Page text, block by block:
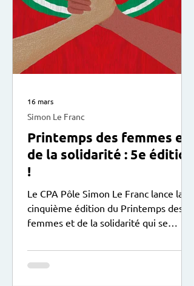
Printemps des femmes et
de la solidarité : 5e édition
!
Le CPA Pôle Simon Le Franc lance la
cinquième édition du Printemps des
femmes et de la solidarité qui se
programme : expositions , soirées,
stages, sorties... plus de détails ci-
Simon Le Franc
16 mars